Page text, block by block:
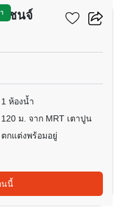
เชนจ์
1 ห้องน้ำ
120 ม. จาก MRT เตาปูน
ตกแต่งพร้อมอยู่
นนี้